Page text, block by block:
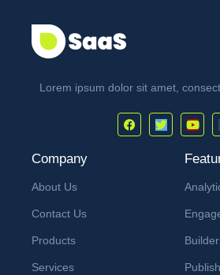
Lorem ipsum dolor sit amet,
Company
About Us
Contact Us
Products
Services
Builder